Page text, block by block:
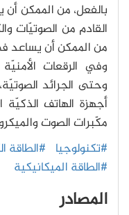
بالفعل، من الممكن
القادم من الصوتيّات
من الممكن أن يساعد
وفي الرقعات
وحتى الجرائد
أجهزة الهاتف
مكّبرات الصوت
#تكنولوجيا #الطاقة
#الطاقة الميكانيكية
المصادر